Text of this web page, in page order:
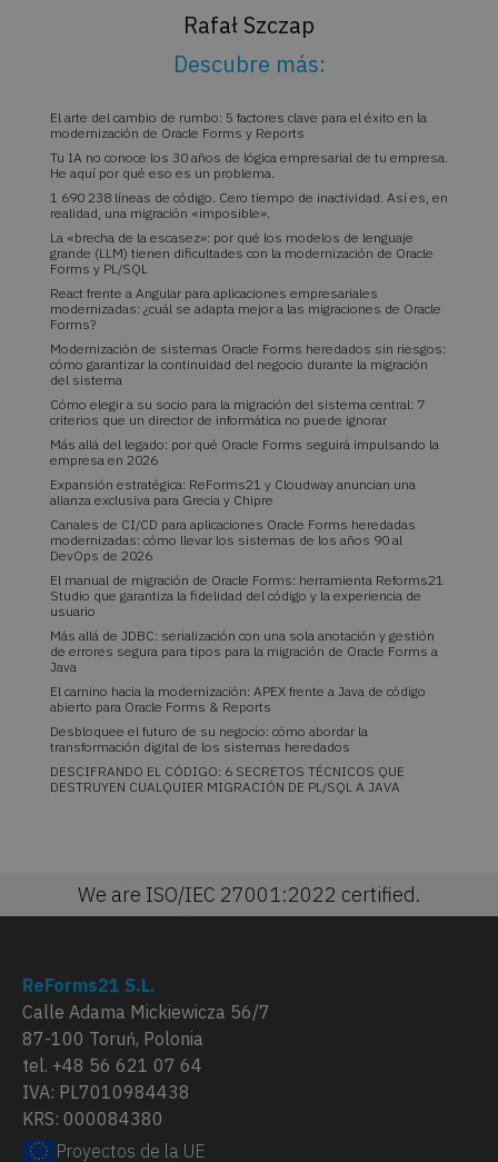
Rafał Szczap
Descubre más:
El arte del cambio de rumbo: 5 factores clave para el éxito en la
modernización de Oracle Forms y Reports
Tu IA no conoce los 30 años de lógica empresarial de tu empresa.
He aquí por qué eso es un problema.
1 690 238 líneas de código. Cero tiempo de inactividad. Así es, en
realidad, una migración «imposible».
La «brecha de la escasez»: por qué los modelos de lenguaje
grande (LLM) tienen dificultades con la modernización de Oracle
Forms y PL/SQL
React frente a Angular para aplicaciones empresariales
modernizadas: ¿cuál se adapta mejor a las migraciones de Oracle
Forms?
Modernización de sistemas Oracle Forms heredados sin riesgos:
cómo garantizar la continuidad del negocio durante la migración
del sistema
Cómo elegir a su socio para la migración del sistema central: 7
criterios que un director de informática no puede ignorar
Más allá del legado: por qué Oracle Forms seguirá impulsando la
empresa en 2026
Expansión estratégica: ReForms21 y Cloudway anuncian una
alianza exclusiva para Grecia y Chipre
Canales de CI/CD para aplicaciones Oracle Forms heredadas
modernizadas: cómo llevar los sistemas de los años 90 al
DevOps de 2026
El manual de migración de Oracle Forms: herramienta Reforms21
Studio que garantiza la fidelidad del código y la experiencia de
usuario
Más allá de JDBC: serialización con una sola anotación y gestión
de errores segura para tipos para la migración de Oracle Forms a
Java
El camino hacia la modernización: APEX frente a Java de código
abierto para Oracle Forms & Reports
Desbloquee el futuro de su negocio: cómo abordar la
transformación digital de los sistemas heredados
DESCIFRANDO EL CÓDIGO: 6 SECRETOS TÉCNICOS QUE
DESTRUYEN CUALQUIER MIGRACIÓN DE PL/SQL A JAVA
We are ISO/IEC 27001:2022 certified.
ReForms21 S.L.
Calle Adama Mickiewicza 56/7
87-100 Toruń, Polonia
tel. +48 56 621 07 64
IVA: PL7010984438
KRS: 000084380
Proyectos de la UE